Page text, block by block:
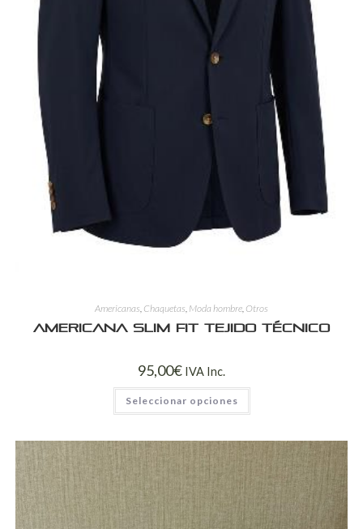
Americanas Chaquetas Moda hombre Otros
Americana Slim Fit Tejido Técnico
95,00€ IVA Inc.
Seleccionar opciones